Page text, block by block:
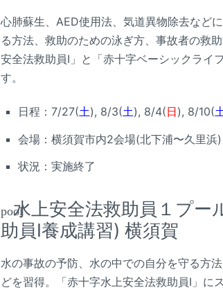
心肺蘇生、AED使用法、気道異物除去など
る方法、救助のための泳ぎ方、事故者の救
安全法救助員I」と「赤十字ベーシックライ
す。
日程：7/27(土), 8/3(土), 8/4(日), 8/10(
会場：横須賀市内2会場(北下浦〜久里浜)
状況：実施終了
pool水上安全法救助員１プー
助員I養成講習) 横須賀
水の事故の予防、水の中での自分を守る方
どを習得。「赤十字水上安全法救助員I」に